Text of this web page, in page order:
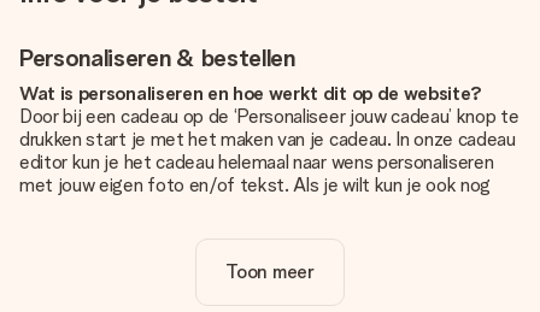
Personaliseren & bestellen
Wat is personaliseren en hoe werkt dit op de website?
Door bij een cadeau op de ‘Personaliseer jouw cadeau’ knop te
drukken start je met het maken van je cadeau. In onze cadeau
editor kun je het cadeau helemaal naar wens personaliseren
met jouw eigen foto en/of tekst. Als je wilt kun je ook nog
Is personalisatie in de prijs inbegrepen?
De prijs die op de website wordt getoond is inclusief de
Toon meer